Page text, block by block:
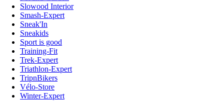
Slowood Interior
Smash-Expert
Sneak'In
Sneakids
Sport is good
Training-Fit
Trek-Expert
Triathlon-Expert
TripnBikers
Vélo-Store
Winter-Expert